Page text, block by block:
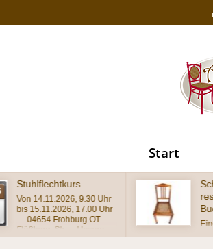
Start
Schöner schlichter
restaurierter Stuhl,
Buche um 1920
Einer aus unserer